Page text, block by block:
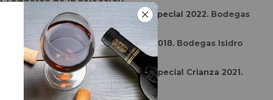
Supernova Selección Especial 2022. Bodegas
Briego. D.O. Ribera del Duero.
1 botella deCampo Burgo Reserva 2018. Bodegas Isidro
Milagro. D.O.Ca. Rioja.
1 botella deFinca Sobreño Cuvée Especial Crianza 2021.
Bodegas Sobreño. D.O. Toro.